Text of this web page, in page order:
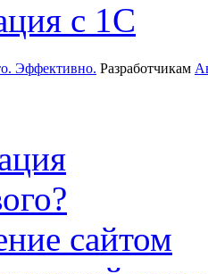
с 1С
Разработчикам
сайтом